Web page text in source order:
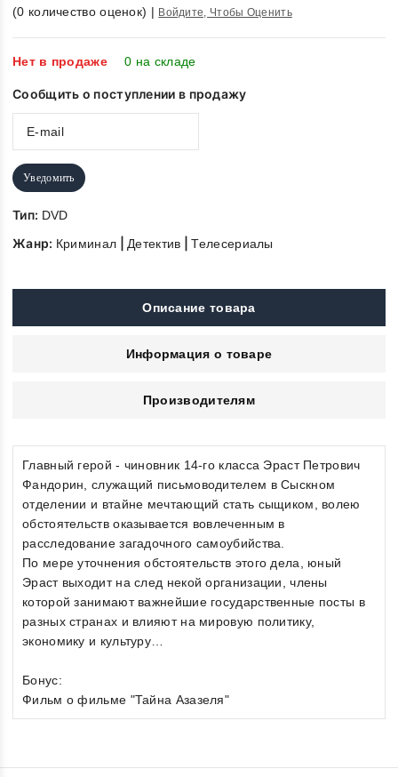
out
of
5
(0 количество оценок) | Войдите, Чтобы Оценить
Нет в продаже 0 на складе
Сообщить о поступлении в продажу
Уведомить
Тип: DVD
Жанр: Криминал Детектив |Телесериалы
Описание товара
Информация о товаре
Производителям
Главный герой - чиновник 14-го класса Эраст Петрович
Фандорин, служащий письмоводителем в Сыскном
отделении и втайне мечтающий стать сыщиком, волею
обстоятельств оказывается вовлеченным в
расследование загадочного самоубийства.
По мере уточнения обстоятельств этого дела, юный
Эраст выходит на след некой организации, члены
которой занимают важнейшие государственные посты в
разных странах и влияют на мировую политику,
экономику и культуру…
Бонус:
Фильм о фильме "Тайна Азазеля"